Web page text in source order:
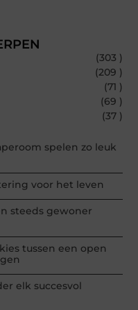
(303 )
(209 )
(71 )
(69 )
(37 )
spelen zo leuk
voor het leven
steeds gewoner
tussen een open
elk succesvol